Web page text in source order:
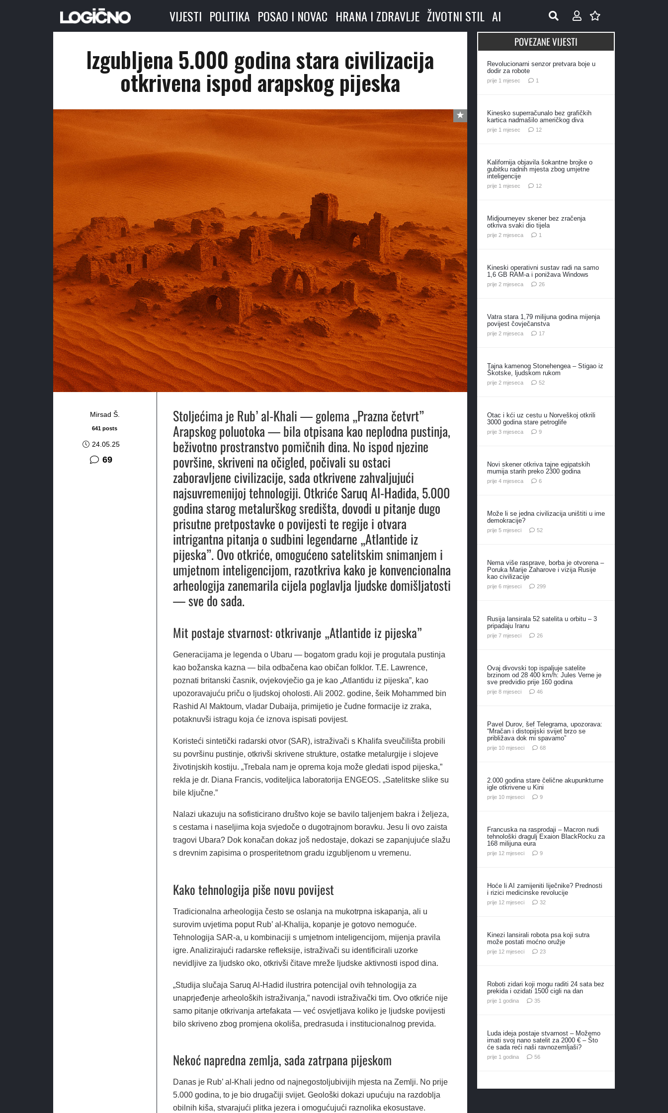
VIJESTI POLITIKA POSAO I NOVAC HRANA I ZDRAVLJE ŽIVOTNI STIL AI
Izgubljena 5.000 godina stara civilizacija
otkrivena ispod arapskog pijeska
Mirsad Š.
641 posts
24.05.25
69komentara
Stoljećima je Rub’ al-Khali — golema „Prazna četvrt”
Arapskog poluotoka — bila otpisana kao neplodna pustinja,
beživotno prostranstvo pomičnih dina. No ispod njezine
površine, skriveni na očigled, počivali su ostaci
zaboravljene civilizacije, sada otkrivene zahvaljujući
najsuvremenijoj tehnologiji. Otkriće Saruq Al-Hadida, 5.000
godina starog metalurškog središta, dovodi u pitanje dugo
prisutne pretpostavke o povijesti te regije i otvara
intrigantna pitanja o sudbini legendarne „Atlantide iz
pijeska”. Ovo otkriće, omogućeno satelitskim snimanjem i
umjetnom inteligencijom, razotkriva kako je konvencionalna
arheologija zanemarila cijela poglavlja ljudske domišljatosti
— sve do sada.
Mit postaje stvarnost: otkrivanje „Atlantide iz pijeska”
Generacijama je legenda o Ubaru — bogatom gradu koji je progutala pustinja
kao božanska kazna — bila odbačena kao običan folklor. T.E. Lawrence,
poznati britanski časnik, ovjekovječio ga je kao „Atlantidu iz pijeska”, kao
upozoravajuću priču o ljudskoj oholosti. Ali 2002. godine, šeik Mohammed bin
Rashid Al Maktoum, vladar Dubaija, primijetio je čudne formacije iz zraka,
potaknuvši istragu koja će iznova ispisati povijest.
Koristeći sintetički radarski otvor (SAR), istraživači s Khalifa sveučilišta probili
su površinu pustinje, otkrivši skrivene strukture, ostatke metalurgije i slojeve
životinjskih kostiju. „Trebala nam je oprema koja može gledati ispod pijeska,”
rekla je dr. Diana Francis, voditeljica laboratorija ENGEOS. „Satelitske slike su
bile ključne.”
Nalazi ukazuju na sofisticirano društvo koje se bavilo taljenjem bakra i željeza,
s cestama i naseljima koja svjedoče o dugotrajnom boravku. Jesu li ovo zaista
tragovi Ubara? Dok konačan dokaz još nedostaje, dokazi se zapanjujuće slažu
s drevnim zapisima o prosperitetnom gradu izgubljenom u vremenu.
Kako tehnologija piše novu povijest
Tradicionalna arheologija često se oslanja na mukotrpna iskapanja, ali u
surovim uvjetima poput Rub’ al-Khalija, kopanje je gotovo nemoguće.
Tehnologija SAR-a, u kombinaciji s umjetnom inteligencijom, mijenja pravila
igre. Analizirajući radarske refleksije, istraživači su identificirali uzorke
nevidljive za ljudsko oko, otkrivši čitave mreže ljudske aktivnosti ispod dina.
„Studija slučaja Saruq Al-Hadid ilustrira potencijal ovih tehnologija za
unaprjeđenje arheoloških istraživanja,” navodi istraživački tim. Ovo otkriće nije
samo pitanje otkrivanja artefakata — već osvjetljava koliko je ljudske povijesti
bilo skriveno zbog promjena okoliša, predrasuda i institucionalnog previda.
Nekoć napredna zemlja, sada zatrpana pijeskom
Danas je Rub’ al-Khali jedno od najnegostoljubivijih mjesta na Zemlji. No prije
5.000 godina, to je bio drugačiji svijet. Geološki dokazi upućuju na razdoblja
obilnih kiša, stvarajući plitka jezera i omogućujući raznolika ekosustave.
POVEZANE VIJESTI
Revolucionarni senzor pretvara boje u
dodir za robote
prije 1 mjesec 1
Kinesko superračunalo bez grafičkih
kartica nadmašilo američkog diva
prije 1 mjesec 12komentara
Kalifornija objavila šokantne brojke o
gubitku radnih mjesta zbog umjetne
inteligencije
prije 1 mjesec 12komentara
Midjourneyev skener bez zračenja
otkriva svaki dio tijela
prije 2 mjeseca 1
Kineski operativni sustav radi na samo
1,6 GB RAM-a i ponižava Windows
prije 2 mjeseca 26komentara
Vatra stara 1,79 milijuna godina mijenja
povijest čovječanstva
prije 2 mjeseca 17komentara
Tajna kamenog Stonehengea – Stigao iz
Škotske, ljudskom rukom
prije 2 mjeseca 52komentara
Otac i kći uz cestu u Norveškoj otkrili
3000 godina stare petroglife
prije 3 mjeseca 9komentara
Novi skener otkriva tajne egipatskih
mumija starih preko 2300 godina
prije 4 mjeseca 6komentara
Može li se jedna civilizacija uništiti u ime
demokracije?
prije 5 mjeseci 52komentara
Nema više rasprave, borba je otvorena –
Poruka Marije Zaharove i vizija Rusije
kao civilizacije
prije 6 mjeseci 299komentara
Rusija lansirala 52 satelita u orbitu – 3
pripadaju Iranu
prije 7 mjeseci 26komentara
Ovaj divovski top ispaljuje satelite
brzinom od 28 400 km/h: Jules Verne je
sve predvidio prije 160 godina
prije 8 mjeseci 46komentara
Pavel Durov, šef Telegrama, upozorava:
“Mračan i distopijski svijet brzo se
približava dok mi spavamo”
prije 10 mjeseci 68komentara
2.000 godina stare čelične akupunkturne
igle otkrivene u Kini
prije 10 mjeseci 9komentara
Francuska na rasprodaji – Macron nudi
tehnološki dragulj Exaion BlackRocku za
168 milijuna eura
prije 12 mjeseci 9komentara
Hoće li AI zamijeniti liječnike? Prednosti
i rizici medicinske revolucije
prije 12 mjeseci 32komentara
Kinezi lansirali robota psa koji sutra
može postati moćno oružje
prije 12 mjeseci 23komentara
Roboti zidari koji mogu raditi 24 sata bez
prekida i ozidati 1500 cigli na dan
prije 1 godina 35komentara
Luda ideja postaje stvarnost – Možemo
imati svoj nano satelit za 2000 € – Što
će sada reći naši ravnozemljaši?
prije 1 godina 56komentara